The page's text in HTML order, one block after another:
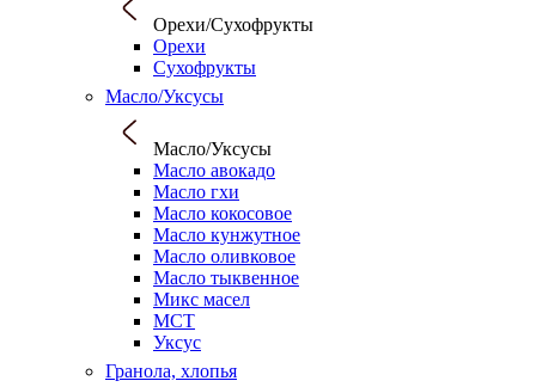
Орехи/Сухофрукты
Орехи
Сухофрукты
Масло/Уксусы
Масло/Уксусы
Масло авокадо
Масло гхи
Масло кокосовое
Масло кунжутное
Масло оливковое
Масло тыквенное
Микс масел
МСТ
Уксус
Гранола, хлопья